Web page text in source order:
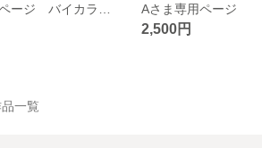
Aさま専用ページ
2,500円
一覧